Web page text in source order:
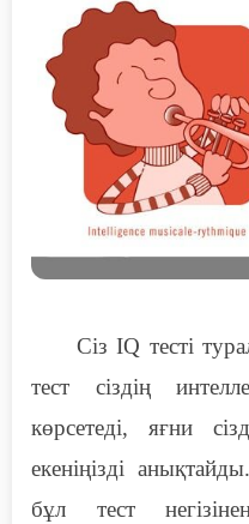
Сіз IQ тесті
тест сіздің
көрсетеді, яғни
екеніңізді
бұл тест